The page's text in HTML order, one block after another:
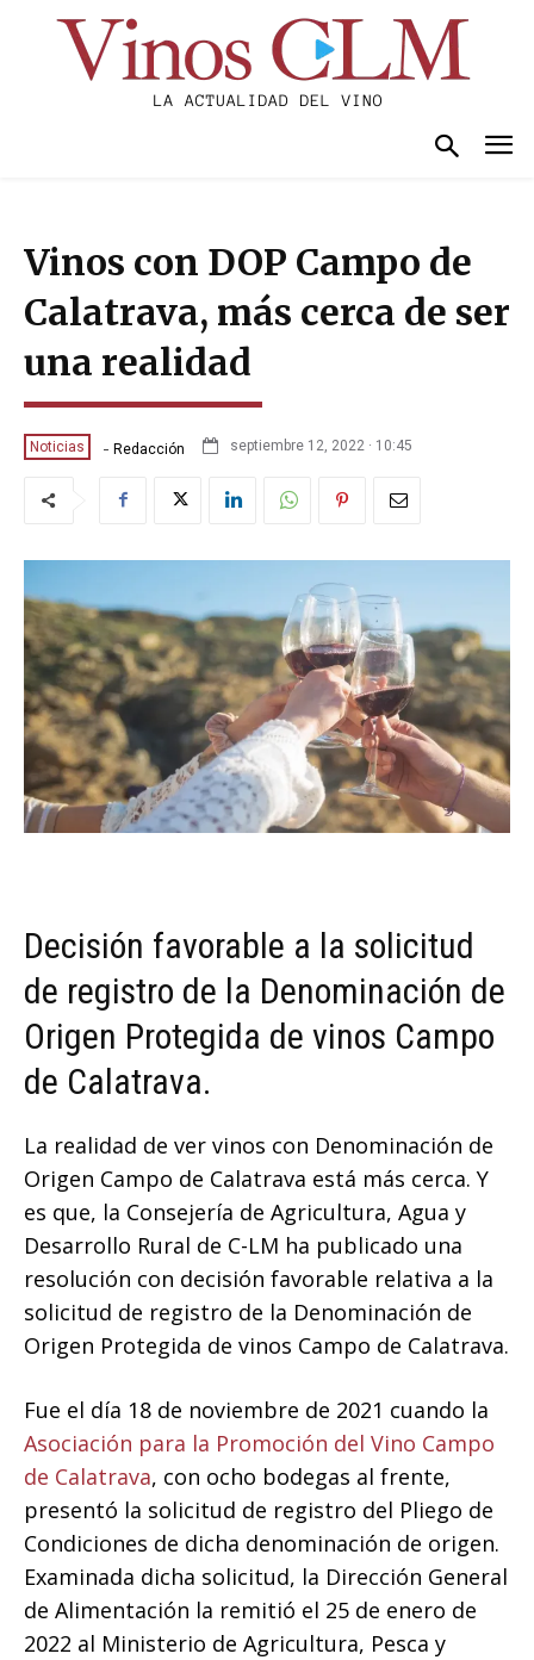
Vinos con DOP Campo de
Calatrava, más cerca de ser
una realidad
Noticias - Redacción septiembre 12, 2022 · 10:45
Decisión favorable a la solicitud
de registro de la Denominación de
Origen Protegida de vinos Campo
de Calatrava.
La realidad de ver vinos con Denominación de
Origen Campo de Calatrava está más cerca. Y
es que, la Consejería de Agricultura, Agua y
Desarrollo Rural de C-LM ha publicado una
resolución con decisión favorable relativa a la
solicitud de registro de la Denominación de
Origen Protegida de vinos Campo de Calatrava.
Fue el día 18 de noviembre de 2021 cuando la
Asociación para la Promoción del Vino Campo
de Calatrava, con ocho bodegas al frente,
presentó la solicitud de registro del Pliego de
Condiciones de dicha denominación de origen.
Examinada dicha solicitud, la Dirección General
de Alimentación la remitió el 25 de enero de
2022 al Ministerio de Agricultura, Pesca y